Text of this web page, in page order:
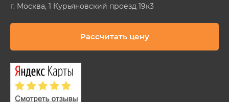
г. Москва, 1 Курьяновский проезд 19к3
Рассчитать цену